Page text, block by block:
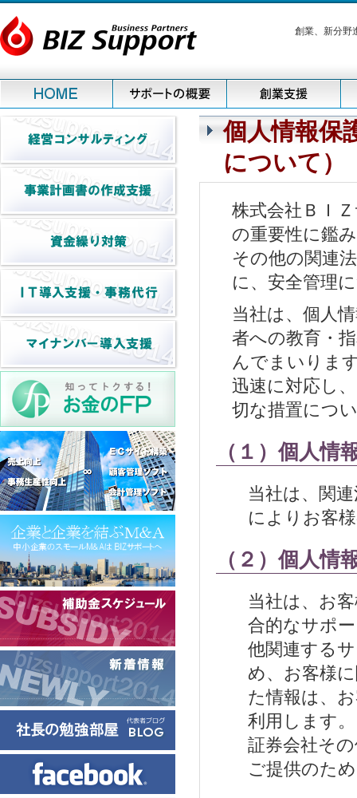
創業、新分野
個人情報保
について）
株式会社ＢＩ
の重要性に鑑
その他の関連
に、安全管理
当社は、個人
者への教育・
んでまいりま
迅速に対応し
切な措置につ
（１）個人情
当社は、関
によりお客
（２）個人情
当社は、お
合的なサポ
他関連する
め、お客様
た情報は、
利用します
証券会社そ
ご提供のた